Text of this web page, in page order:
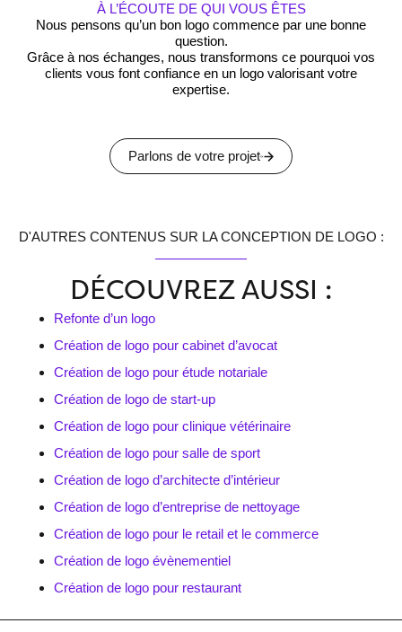
À L’ÉCOUTE DE QUI VOUS ÊTES
Nous pensons qu’un bon logo commence par une bonne
question.
Grâce à nos échanges, nous transformons ce pourquoi vos
clients vous font confiance en un logo valorisant votre
expertise.
Parlons de votre projet
D'AUTRES CONTENUS SUR LA CONCEPTION DE LOGO :
DÉCOUVREZ AUSSI :
Refonte d’un logo
Création de logo pour cabinet d’avocat
Création de logo pour étude notariale
Création de logo de start-up
Création de logo pour clinique vétérinaire
Création de logo pour salle de sport
Création de logo d’architecte d’intérieur
Création de logo d’entreprise de nettoyage
Création de logo pour le retail et le commerce
Création de logo évènementiel
Création de logo pour restaurant